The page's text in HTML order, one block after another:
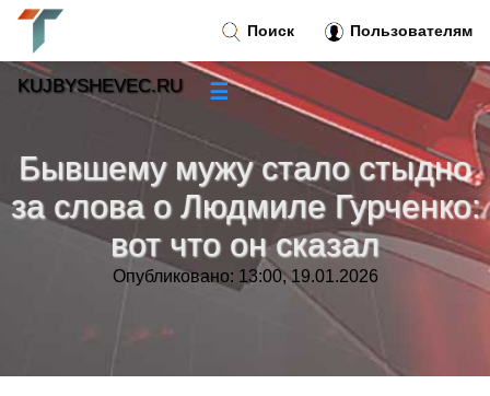
Бывшему мужу стало стыдно
за слова о Людмиле Гурченко:
вот что он сказал
Опубликовано: 13:00, 19.01.2026
Поиск Пользователям
KUJBYSHEVEC.RU ☰
Новости»
Тренды новостей »
Рубрики»
Контакт»